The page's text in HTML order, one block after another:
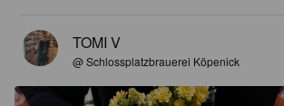
TOMI V
@ Schlossplatzbrauerei Köpenick